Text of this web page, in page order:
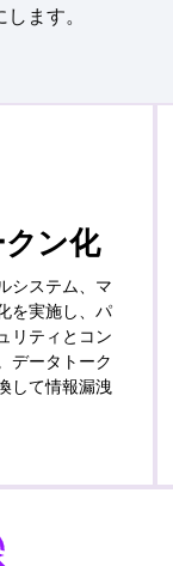
ます。
ン化
システム、マ
を実施し、パ
リティとコン
データトーク
して情報漏洩